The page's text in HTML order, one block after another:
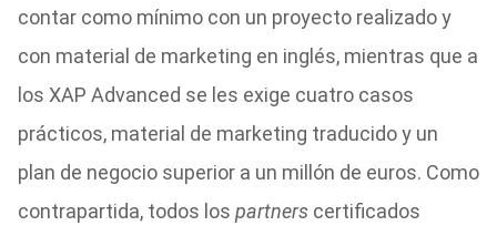
contar como mínimo con un proyecto realizado y
con material de marketing en inglés, mientras que a
los XAP Advanced se les exige cuatro casos
prácticos, material de marketing traducido y un
plan de negocio superior a un millón de euros. Como
contrapartida, todos los partnerscertificados